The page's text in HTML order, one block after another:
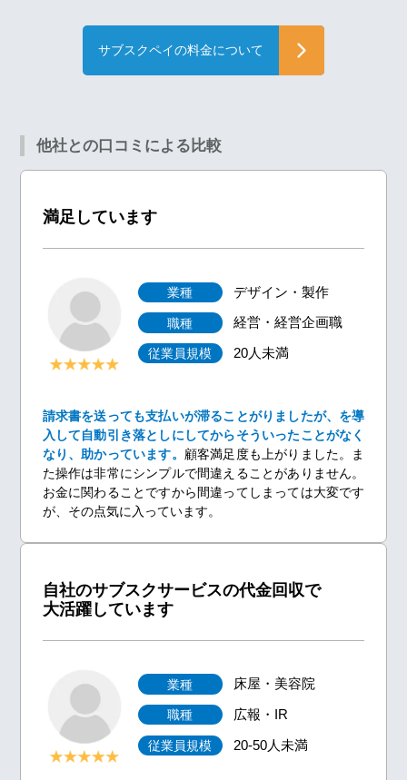
サブスクペイの料金について
他社との口コミによる比較
満足しています
業種 デザイン・製作
職種 経営・経営企画職
従業員規模 20人未満
請求書を送っても支払いが滞ることがりましたが、を導
入して自動引き落としにしてからそういったことがなく
なり、助かっています。 顧客満足度も上がりました。ま
た操作は非常にシンプルで間違えることがありません。
お金に関わることですから間違ってしまっては大変です
が、その点気に入っています。
自社のサブスクサービスの代金回収で
大活躍しています
業種 床屋・美容院
職種 広報・IR
従業員規模 20-50人未満